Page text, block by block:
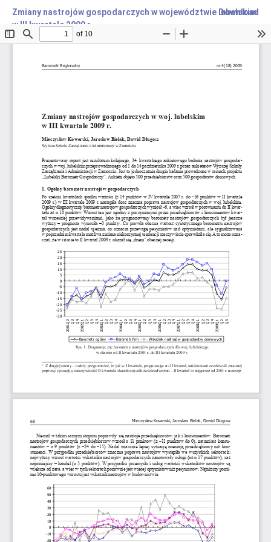
Zmiany nastrojów gospodarczych w województwie lubelskim
w III kwartale 2009 r.
Download